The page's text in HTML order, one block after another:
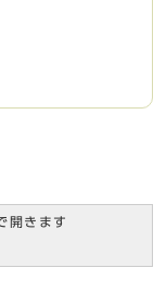
開きます